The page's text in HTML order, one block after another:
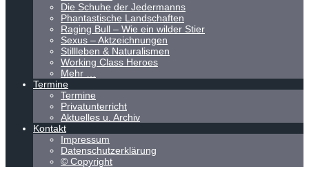
Die Schuhe der Jedermanns
Phantastische Landschaften
Raging Bull – Wie ein wilder Stier
Sexus – Aktzeichnungen
Stillleben & Naturalismen
Working Class Heroes
Mehr …
Termine
Termine
Privatunterricht
Aktuelles u. Archiv
Kontakt
Impressum
Datenschutzerklärung
© Copyright